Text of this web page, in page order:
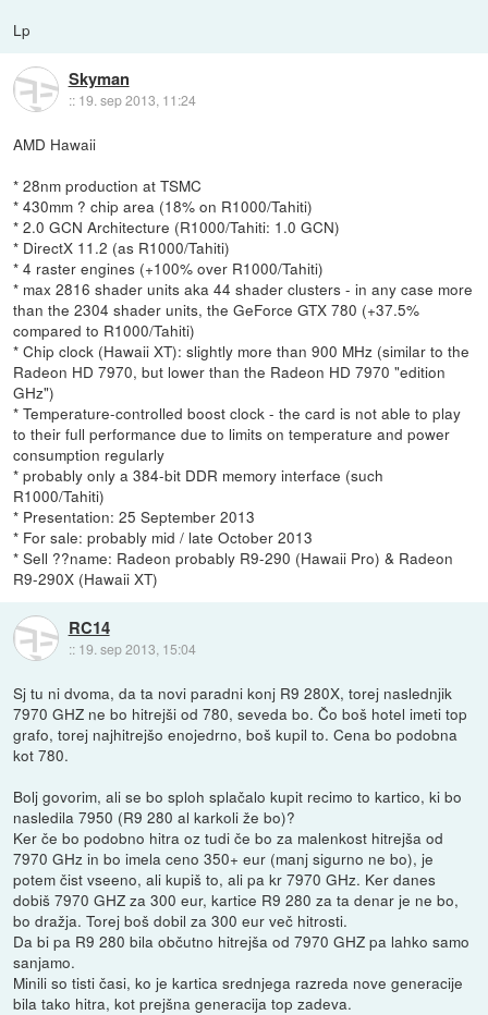
Lp
Skyman
:: 19. sep 2013, 11:24
AMD Hawaii
* 28nm production at TSMC
* 430mm ? chip area (18% on R1000/Tahiti)
* 2.0 GCN Architecture (R1000/Tahiti: 1.0 GCN)
* DirectX 11.2 (as R1000/Tahiti)
* 4 raster engines (+100% over R1000/Tahiti)
* max 2816 shader units aka 44 shader clusters - in any case more
than the 2304 shader units, the GeForce GTX 780 (+37.5%
compared to R1000/Tahiti)
* Chip clock (Hawaii XT): slightly more than 900 MHz (similar to the
Radeon HD 7970, but lower than the Radeon HD 7970 "edition
GHz")
* Temperature-controlled boost clock - the card is not able to play
to their full performance due to limits on temperature and power
consumption regularly
* probably only a 384-bit DDR memory interface (such
R1000/Tahiti)
* Presentation: 25 September 2013
* For sale: probably mid / late October 2013
* Sell ??name: Radeon probably R9-290 (Hawaii Pro) & Radeon
R9-290X (Hawaii XT)
RC14
:: 19. sep 2013, 15:04
Sj tu ni dvoma, da ta novi paradni konj R9 280X, torej naslednjik
7970 GHZ ne bo hitrejši od 780, seveda bo. Čo boš hotel imeti top
grafo, torej najhitrejšo enojedrno, boš kupil to. Cena bo podobna
kot 780.
Bolj govorim, ali se bo sploh splačalo kupit recimo to kartico, ki bo
nasledila 7950 (R9 280 al karkoli že bo)?
Ker če bo podobno hitra oz tudi če bo za malenkost hitrejša od
7970 GHz in bo imela ceno 350+ eur (manj sigurno ne bo), je
potem čist vseeno, ali kupiš to, ali pa kr 7970 GHz. Ker danes
dobiš 7970 GHZ za 300 eur, kartice R9 280 za ta denar je ne bo,
bo dražja. Torej boš dobil za 300 eur več hitrosti.
Da bi pa R9 280 bila občutno hitrejša od 7970 GHZ pa lahko samo
sanjamo.
Minili so tisti časi, ko je kartica srednjega razreda nove generacije
bila tako hitra, kot prejšna generacija top zadeva.